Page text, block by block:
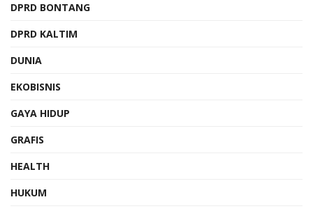
DPRD BONTANG
DPRD KALTIM
DUNIA
EKOBISNIS
GAYA HIDUP
GRAFIS
HEALTH
HUKUM